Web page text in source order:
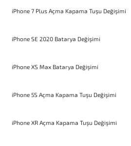
iPhone 7 Plus Açma Kapama Tuşu Değişimi
iPhone SE 2020 Batarya Değişimi
iPhone XS Max Batarya Değişimi
iPhone 5S Açma Kapama Tuşu Değişimi
iPhone XR Açma Kapama Tuşu Değişimi